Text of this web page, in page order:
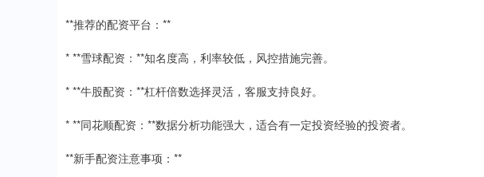
**推荐的配资平台：**
* **雪球配资：**知名度高，利率较低，风控措施完善。
* **牛股配资：**杠杆倍数选择灵活，客服支持良好。
* **同花顺配资：**数据分析功能强大，适合有一定投资经验的投资者。
**新手配资注意事项：**